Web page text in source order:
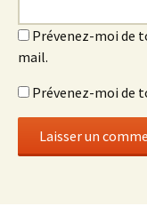
Prévenez-moi de
mail.
Prévenez-moi de